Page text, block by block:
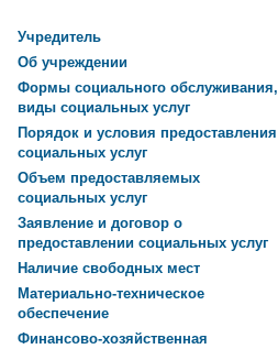
Учредитель
Об учреждении
Формы социального обслуживания,
виды социальных услуг
Порядок и условия предоставления
социальных услуг
Объем предоставляемых
социальных услуг
Заявление и договор о
предоставлении социальных услуг
Наличие свободных мест
Материально-техническое
обеспечение
Финансово-хозяйственная